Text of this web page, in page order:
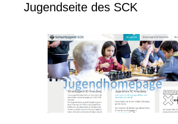
Jugendseite des SCK